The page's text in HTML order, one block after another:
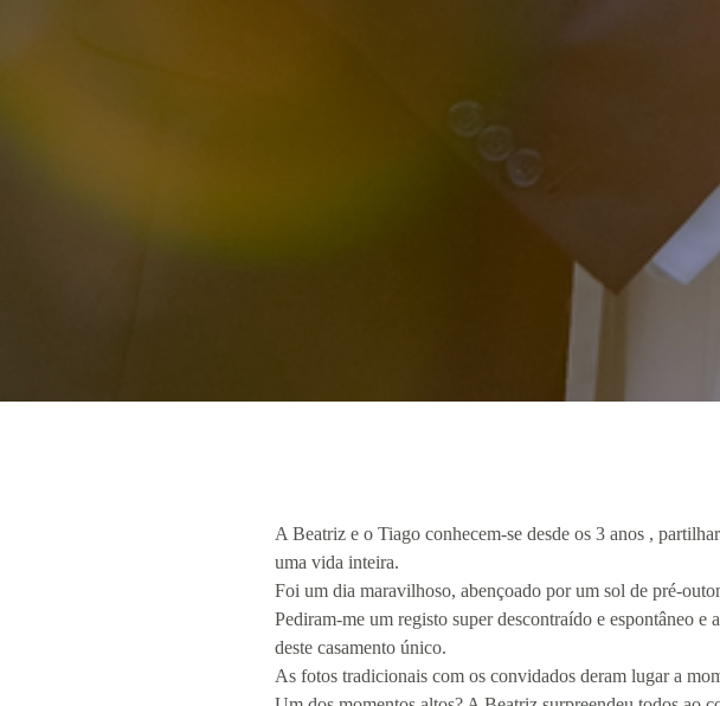
A Beatriz e o Tiago conhecem-se desde os 3 anos ,
uma vida inteira.
Foi um dia maravilhoso, abençoado por um sol de pré-
Pediram-me um registo super descontraído e espontâneo
deste casamento único.
As fotos tradicionais com os convidados deram lugar a